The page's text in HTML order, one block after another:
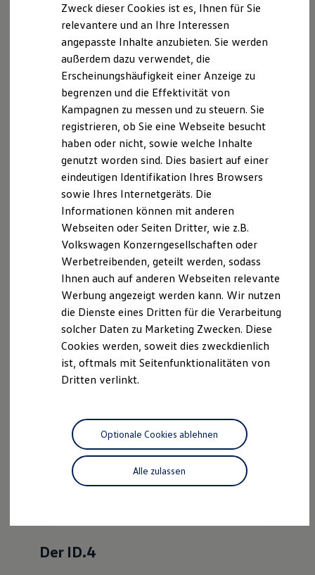
Kaufoptionen
E-Auto-Förderung
Software und Konnektivität
Die ID. Software 6
ID. Software Versionen und Updates
Digitale Extras
Schnittstellen zu Ihrem ID.
Hybridautos
Marke und Erlebnis
Volkswagen R und R Experience
R-Modelle
R Experience
Driving Experience
Volkswagen entdecken
Werkbesichtigung
Lifestyle Shop
T-Roc Kollektion
Golf Kollektion
ID. Kollektion
Volkswagen Kollektion
R-Kollektion
GTI Kollektion
Fußball Drop
we drive football
#wedriveproud
Besitzer und Service
Software Updates
Service und Ersatzteile
Motorenöl und Flüssigkeiten
Räder und Reifen
Pannen- und Unfallhilfe
Economy Service
Volkswagen Teile
Zubehör
Individualisieren
Wallbox und Ladekabel
Der T-Cross
Wendig, flexibel, vielseitig. Entdecken Sie den
T‑Cross.
Mehr zum T-Cross erfahren
Der ID.4
Kraftvoll wie ein SUV, nachhaltig wie ein ID.
Mehr zum ID.4 erfahren
Zweck dieser Cookies ist es, Ihnen für Sie
relevantere und an Ihre Interessen
angepasste Inhalte anzubieten. Sie werden
außerdem dazu verwendet, die
Erscheinungshäufigkeit einer Anzeige zu
begrenzen und die Effektivität von
Kampagnen zu messen und zu steuern. Sie
registrieren, ob Sie eine Webseite besucht
haben oder nicht, sowie welche Inhalte
genutzt worden sind. Dies basiert auf einer
eindeutigen Identifikation Ihres Browsers
sowie Ihres Internetgeräts. Die
Informationen können mit anderen
Webseiten oder Seiten Dritter, wie z.B.
Volkswagen Konzerngesellschaften oder
Werbetreibenden, geteilt werden, sodass
Ihnen auch auf anderen Webseiten relevante
Werbung angezeigt werden kann. Wir nutzen
die Dienste eines Dritten für die Verarbeitung
solcher Daten zu Marketing Zwecken. Diese
Cookies werden, soweit dies zweckdienlich
ist, oftmals mit Seitenfunktionalitäten von
Dritten verlinkt.
Alle zulassen
Optionale Cookies ablehnen